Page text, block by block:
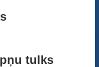
tulks